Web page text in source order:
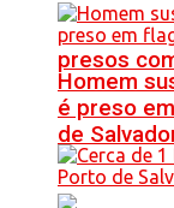
presos
de
Homem
é preso